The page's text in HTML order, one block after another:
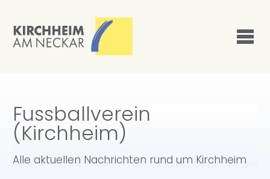
Fussballverein
(Kirchheim)
Alle aktuellen Nachrichten rund um Kirchheim